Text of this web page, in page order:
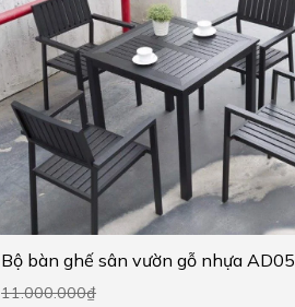
Bộ bàn ghế sân vườn gỗ nhựa AD05
11.000.000₫